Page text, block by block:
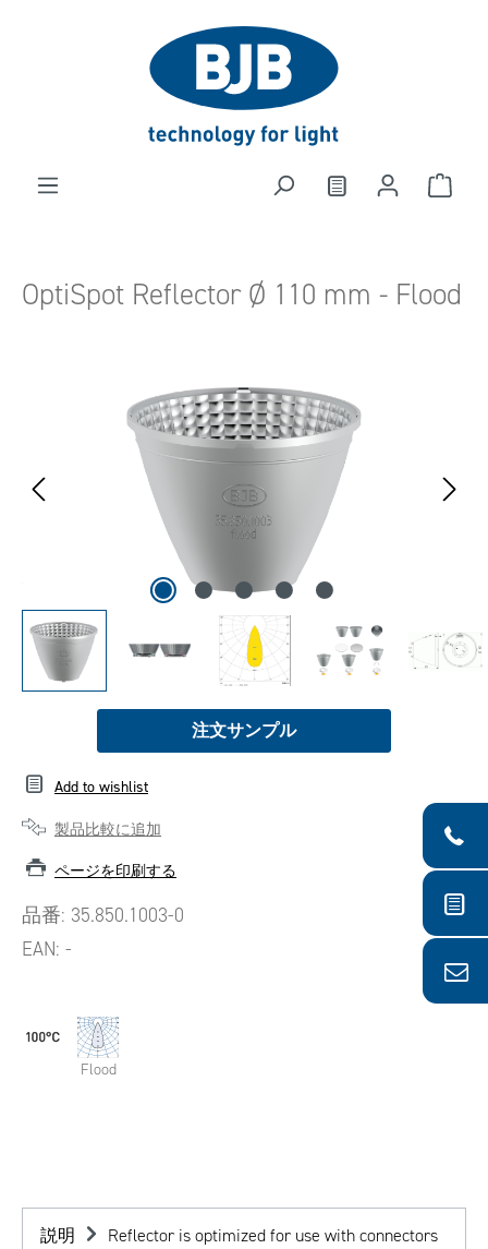
OptiSpot Reflector Ø 110 mm - Flood
注文サンプル
Add to wishlist
製品比較に追加
ページを印刷する
品番: 35.850.1003-0
EAN: -
Flood
説明
Reflector is optimized for use with connectors